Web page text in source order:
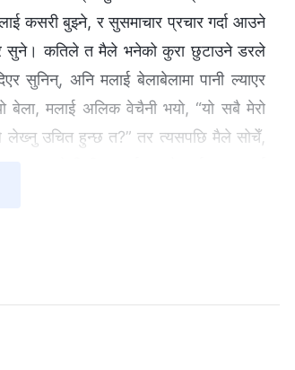
कसरी बुझ्‍ने, र सुसमाचार प्रचार गर्दा आउने
सुने। कतिले त मैले भनेको कुरा छुटाउने डरले
सुनिन्, अनि मलाई बेलाबेलामा पानी ल्याएर
बेला, मलाई अलिक वेचैनी भयो, “यो सबै मेरो
लेख्‍नु उचित हुन्छ त?” तर त्यसपछि मैले सोचेँ,
भेलाहरूमा नोट लिन दिने निर्णय गरेँ।
भनिन्, “तपाईंले नोट लेख्‍नुभयो त?” अर्की
“यदि सबैले मेरा वचनहरूलाई यति महत्त्वपूर्ण
त्यति नै डर लाग्यो, त्यसकारण म घर गएँ